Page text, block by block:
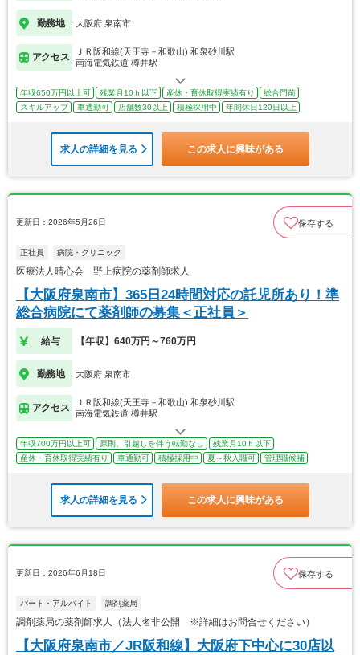
勤務地 大阪府 泉南市
アクセス
ＪＲ阪和線(天王寺－和歌山) 和泉砂川駅
南海電気鉄道 樽井駅
年収650万円以上可 残業月10ｈ以下 産休・育休取得実績有り
総合門前
スキルアップ
車通勤可 店舗数30以上 積極採用中 年間休日120日以上
求人の詳細を見る この求人に興味がある
更新日：2026年5月26日 保存する
正社員 病院・クリニック
医療法人晴心会 野上病院の薬剤師求人
【大阪府泉南市】365日24時間対応の託児所あり！準
総合病院にて薬剤師の募集＜正社員＞
給与 【年収】640万円～760万円
勤務地 大阪府 泉南市
アクセス
ＪＲ阪和線(天王寺－和歌山) 和泉砂川駅
南海電気鉄道 樽井駅
年収700万円以上可 原則、引越しを伴う転勤なし
残業月10ｈ以下
産休・育休取得実績有り
車通勤可 積極採用中 夏～秋入職可 管理職候補
求人の詳細を見る この求人に興味がある
更新日：2026年6月18日 保存する
パート・アルバイト 調剤薬局
調剤薬局の薬剤師求人（法人名非公開 ※詳細はお問合せください）
【大阪府泉南市／JR阪和線】大阪府下中心に30店以